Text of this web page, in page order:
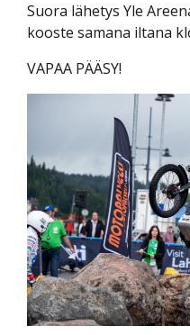
Suora lähetys Yle
kooste samana iltana
VAPAA PÄÄSY!